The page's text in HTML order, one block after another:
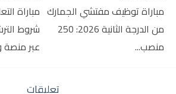
مباراة توظيف مفتشي الجمارك
من الدرجة الثانية 2026: 250
منصب...
شروط
عبر منصة
تعليقات